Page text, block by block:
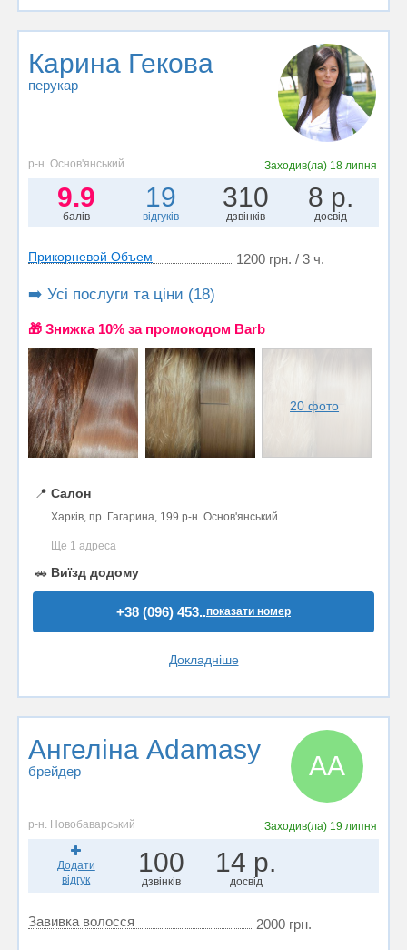
Карина Гекова
перукар
р-н. Основ'янський Заходив(ла) 18 липня
9.9
балів
19
відгуків
310
дзвінків
8 р.
досвід
Прикорневой Объем 1200 грн. / 3 ч.
➡️ Усі послуги та ціни (18)
🎁 Знижка 10% за промокодом Barb
20 фото
📍 Салон
Харків, пр. Гагарина, 199 р-н. Основ'янський
Ще 1 адреса
🚗 Виїзд додому
+38 (096) 453..показати номер
Докладніше
Ангеліна Adamasy
брейдер АA
р-н. Новобаварський Заходив(ла) 19 липня
Додати
відгук
100
дзвінків
14 р.
досвід
Завивка волосся 2000 грн.